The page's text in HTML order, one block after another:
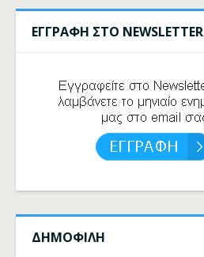
ΕΓΓΡΑΦΗ ΣΤΟ NEWSLETTER
ΔΗΜΟΦΙΛΗ